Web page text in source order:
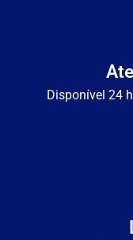
Disponível 24